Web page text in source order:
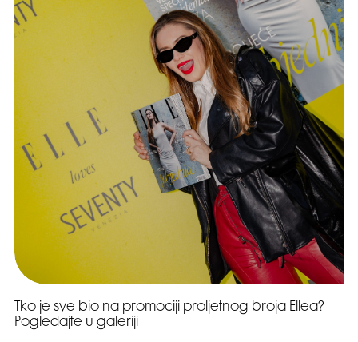
Tko je sve bio na promociji proljetnog broja Ellea?
Pogledajte u galeriji